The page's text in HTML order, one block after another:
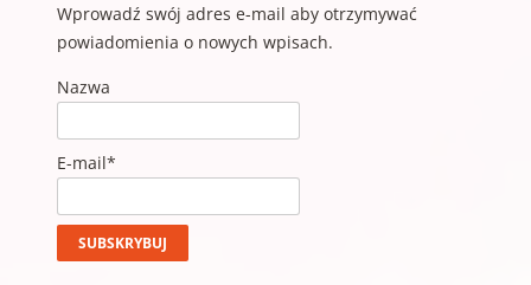
Wprowadź swój adres e-mail aby otrzymywać
powiadomienia o nowych wpisach.
Nazwa
E-mail*